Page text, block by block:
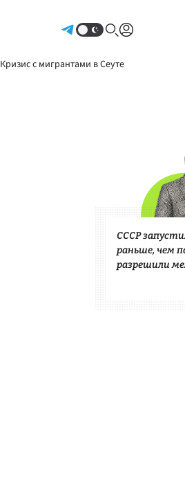
Кризис с мигрантами в Сеуте
СССР
раньше, чем
разрешили